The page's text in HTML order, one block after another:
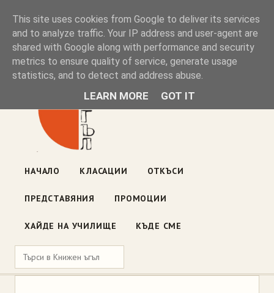
Книжен ъгъл
Блог на книжарницата — класации, откъси, нови книги
ул. „Оборище" 117, София· пон–пет 10:00–19:00 ·
НАЧАЛО КЛАСАЦИИ ОТКЪСИ
ПРЕДСТАВЯНИЯ ПРОМОЦИИ
ХАЙДЕ НА УЧИЛИЩЕ КЪДЕ СМЕ
This site uses cookies from Google to deliver its services
and to analyze traffic. Your IP address and user-agent are
shared with Google along with performance and security
metrics to ensure quality of service, generate usage
statistics, and to detect and address abuse.
LEARN MORE GOT IT